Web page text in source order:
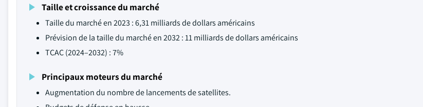
Taille et croissance du marché
Taille du marché en 2023 : 6,31 milliards de dollars américains
Prévision de la taille du marché en 2032 : 11 milliards de dollars américains
TCAC (2024–2032) : 7%
Principaux moteurs du marché
Augmentation du nombre de lancements de satellites.